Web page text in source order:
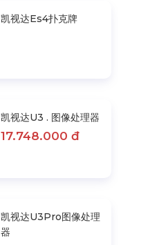
凯视达Es4扑克牌
凯视达U3 . 图像处理器
17.748.000 đ
凯视达U3Pro图像处理
器